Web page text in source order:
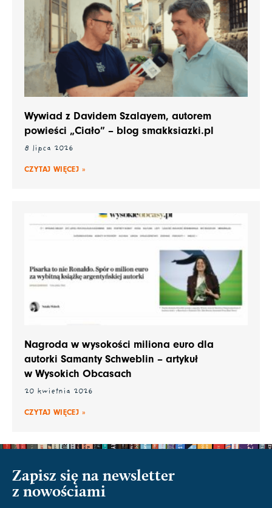
Wywiad z Davidem Szalayem, autorem
powieści „Ciało” – blog smakksiazki.pl
8 lipca 2026
CZYTAJ WIĘCEJ »
Nagroda w wysokości miliona euro dla
autorki Samanty Schweblin – artykuł
w Wysokich Obcasach
20 kwietnia 2026
CZYTAJ WIĘCEJ »
Zapisz się na newsletter
z nowościami